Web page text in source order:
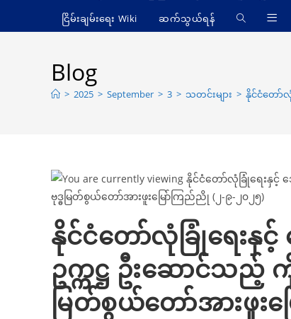
ငြိမ်းချမ်းရေး Wiki ဆက်သွယ်ရန်
Blog
> 2025 > September > 3 > သတင်းများ > နိုင်ငံတော်
နိုင်ငံတော်လုံခြုံရေးနှင့်
ဥက္ကဋ္ဌ ဦးဆောင်သည့်
မြတ်စွယ်တော်အားဖူး